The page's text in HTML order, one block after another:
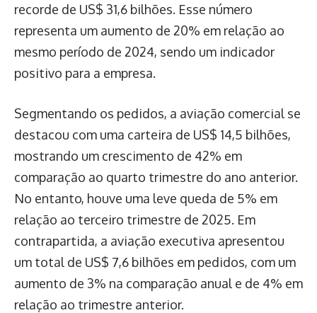
recorde de US$ 31,6 bilhões. Esse número
representa um aumento de 20% em relação ao
mesmo período de 2024, sendo um indicador
positivo para a empresa.
Segmentando os pedidos, a aviação comercial se
destacou com uma carteira de US$ 14,5 bilhões,
mostrando um crescimento de 42% em
comparação ao quarto trimestre do ano anterior.
No entanto, houve uma leve queda de 5% em
relação ao terceiro trimestre de 2025. Em
contrapartida, a aviação executiva apresentou
um total de US$ 7,6 bilhões em pedidos, com um
aumento de 3% na comparação anual e de 4% em
relação ao trimestre anterior.